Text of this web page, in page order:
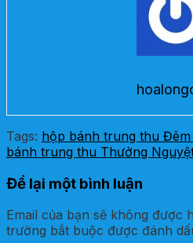
Tags: hộp bánh trung thu Đêm
bánh trung thu Thưởng
Để lại một bình luận
Email của bạn sẽ không được
trường bắt buộc được đánh